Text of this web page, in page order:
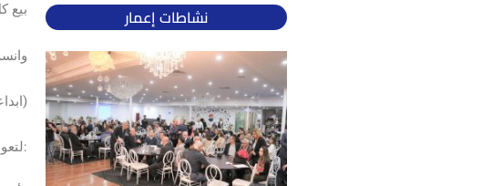
بيع
ابداعة الدمع التطشّر)
لتعود قائلة أنها ما تزال بقوّتها وكبريائها وشموخها واقفة حيال الحقيقة بكل ما فيها:
نشاطات إعمار